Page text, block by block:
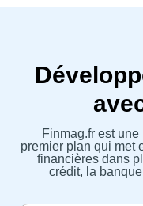
Finmag.fr est
premier plan qui met
financières dans
crédit, la